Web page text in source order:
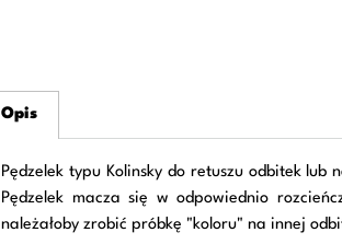
Opis
Pędzelek typu Kolinsky do retuszu odbitek
Pędzelek macza się w odpowiednio
należałoby zrobić próbkę "koloru" na innej